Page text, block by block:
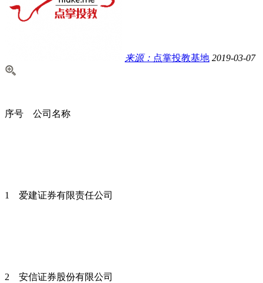
来源： 点掌投教基地 2019-03-07
序号 公司名称
1 爱建证券有限责任公司
2 安信证券股份有限公司